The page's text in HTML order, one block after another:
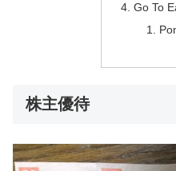
Go To
株主優待